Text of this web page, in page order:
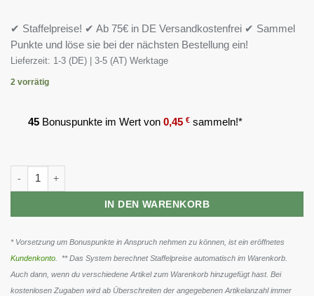
✔ Staffelpreise! ✔ Ab 75€ in DE Versandkostenfrei ✔ Sammel
Punkte und löse sie bei der nächsten Bestellung ein!
Lieferzeit: 1-3 (DE) | 3-5 (AT) Werktage
2 vorrätig
45 Bonuspunkte im Wert von 0,45 € sammeln!*
GN Glutamine Tera Caps 200 Kapseln Menge
IN DEN WARENKORB
* Vorsetzung um Bonuspunkte in Anspruch nehmen zu können, ist ein eröffnetes
Kundenkonto. ** Das System berechnet Staffelpreise automatisch im Warenkorb.
Auch dann, wenn du verschiedene Artikel zum Warenkorb hinzugefügt hast. Bei
kostenlosen Zugaben wird ab Überschreiten der angegebenen Artikelanzahl immer